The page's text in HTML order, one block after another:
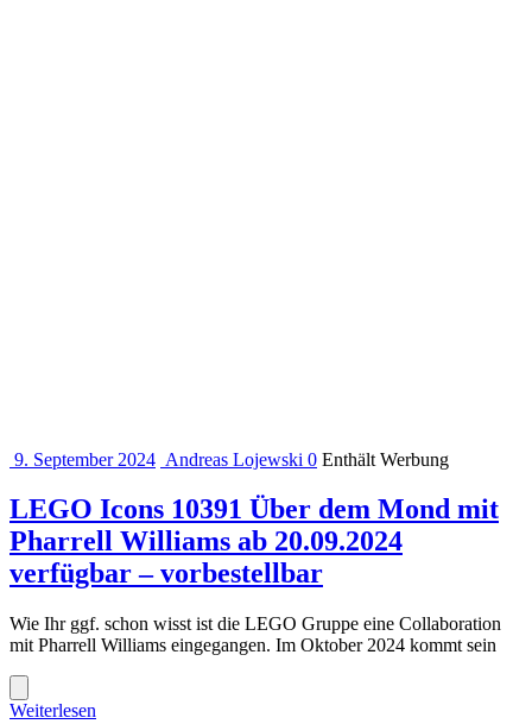
9. September 2024 Andreas Lojewski 0 Enthält Werbung
LEGO Icons 10391 Über dem Mond mit
Pharrell Williams ab 20.09.2024
verfügbar – vorbestellbar
Wie Ihr ggf. schon wisst ist die LEGO Gruppe eine Collaboration
mit Pharrell Williams eingegangen. Im Oktober 2024 kommt sein
Weiterlesen